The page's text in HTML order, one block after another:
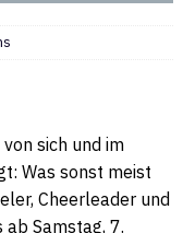
sich und im
Was sonst meist
Cheerleader und
ab Samstag, 7.